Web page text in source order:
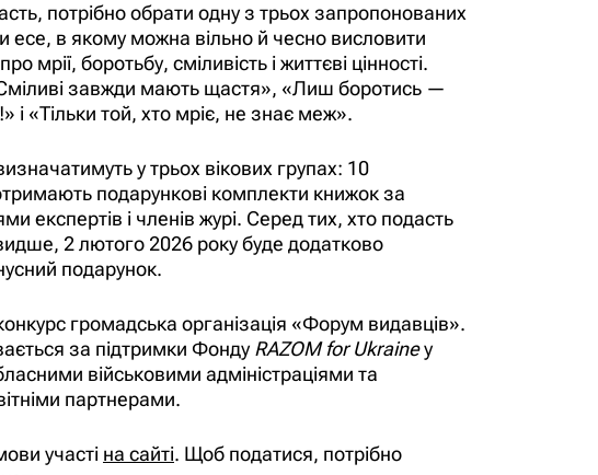
потрібно обрати одну з трьох запропонованих
есе, в якому можна вільно й чесно висловити
мрії, боротьбу, сміливість і життєві цінності.
завжди мають щастя», «Лиш боротись —
і «Тільки той, хто мріє, не знає меж».
у трьох вікових групах: 10
подарункові комплекти книжок за
експертів і членів журі. Серед тих, хто подасть
2 лютого 2026 року буде додатково
подарунок.
громадська організація «Форум видавців».
за підтримки Фонду RAZOM for Ukraineу
військовими адміністраціями та
партнерами.
участі на сайті. Щоб податися, потрібно